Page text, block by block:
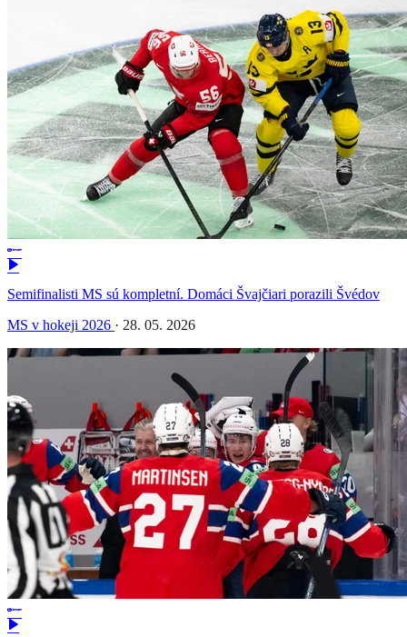
Semifinalisti MS sú kompletní. Domáci Švajčiari porazili Švédov
MS v hokeji 2026 · 28. 05. 2026